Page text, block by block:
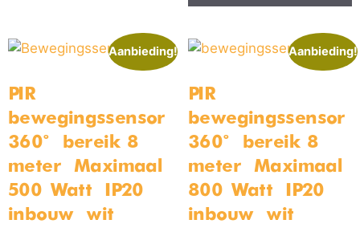
Aanbieding!
PIR
bewegingssensor –
360° – bereik 8
meter – Maximaal
500 Watt – IP20 –
inbouw – wit
Aanbieding!
PIR
bewegingssensor –
360° – bereik 8
meter – Maximaal
800 Watt – IP20 –
inbouw – wit